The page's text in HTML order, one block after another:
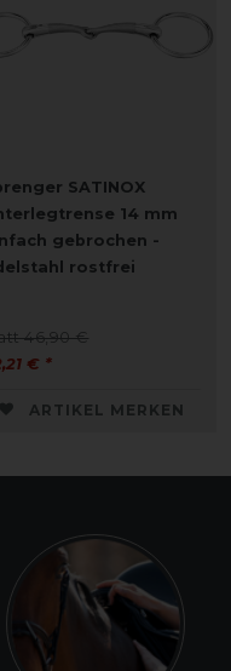
SATINOX
14 mm
gebrochen -
rostfrei
46,90 €
€ *
ARTIKEL MERKEN